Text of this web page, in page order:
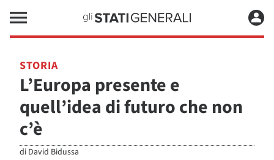
STORIA
L’Europa presente e
quell’idea di futuro che non
c’è
di David Bidussa